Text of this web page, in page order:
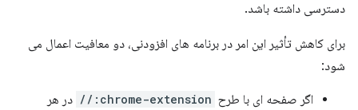
دسترسی داشته باشد.
برای کاهش تأثیر این امر در برنامه های افزودنی، دو معافیت اعمال می
شود:
اگر صفحه ای با طرح chrome-extension://
در هر